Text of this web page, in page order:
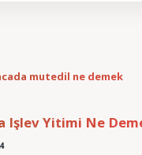
mutedil ne demek
Işlev Yitimi Ne